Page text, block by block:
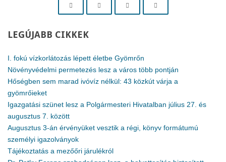
LEGÚJABB CIKKEK
I. fokú vízkorlátozás lépett életbe Gyömrőn
Növényvédelmi permetezés lesz a város több pontján
Hőségben sem marad ivóvíz nélkül: 43 közkút várja a
gyömrőieket
Igazgatási szünet lesz a Polgármesteri Hivatalban július 27. és
augusztus 7. között
Augusztus 3-án érvényüket vesztik a régi, könyv formátumú
személyi igazolványok
Tájékoztatás a mezőőri járulékról